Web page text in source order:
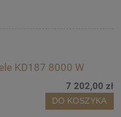
KD187 8000 W
7 202,00 zł
DO KOSZYKA